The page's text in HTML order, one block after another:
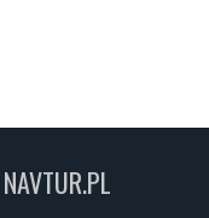
NAVTUR.PL